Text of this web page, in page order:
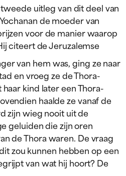
uitleg van dit deel van
de moeder van
voor de manier waarop
citeert de Jeruzalemse
van hem was, ging ze naar
en vroeg ze de Thora-
kind later een Thora-
haalde ze vanaf de
zijn wieg nooit uit de
geluiden die zijn oren
de Thora waren. De vraag
zou kunnen hebben op een
van wat hij hoort? De